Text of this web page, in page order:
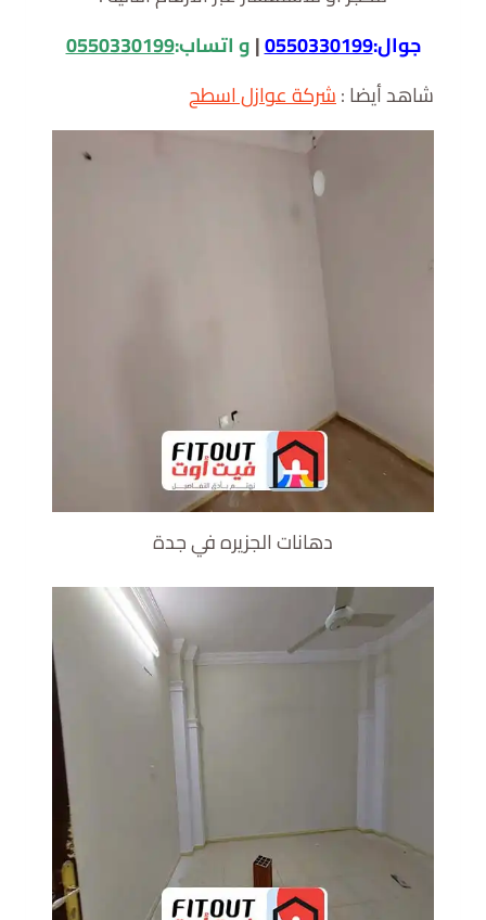
جوال:0550330199
|و اتساب:0550330199
شاهد أيضا :شركة عوازل اسطح
دهانات الجزيره في جدة